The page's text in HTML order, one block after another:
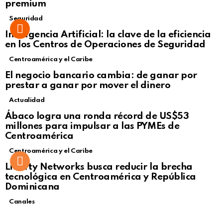
premium
Seguridad
Inteligencia Artificial: la clave de la eficiencia
en los Centros de Operaciones de Seguridad
Centroamérica y el Caribe
El negocio bancario cambia: de ganar por
prestar a ganar por mover el dinero
Not Safe For Work
Click to view this post
Actualidad
Ábaco logra una ronda récord de US$53
millones para impulsar a las PYMEs de
Centroamérica
Centroamérica y el Caribe
Liberty Networks busca reducir la brecha
tecnológica en Centroamérica y República
Dominicana
Canales